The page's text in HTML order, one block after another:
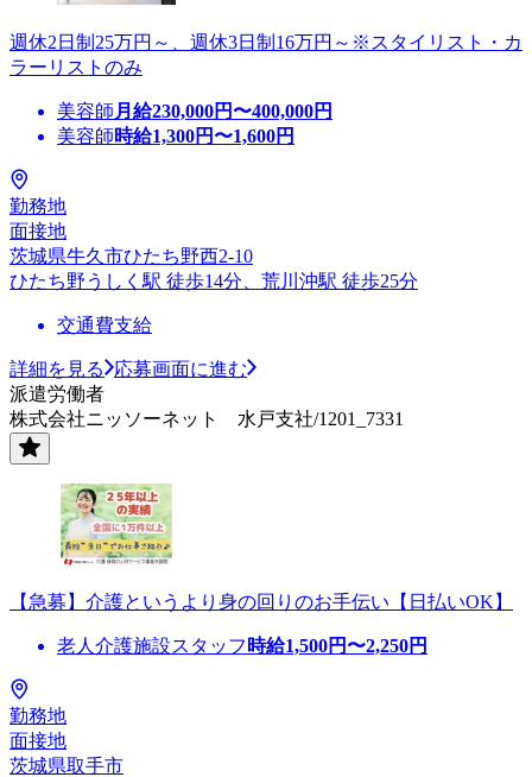
週休2日制25万円～、週休3日制16万円～※スタイリスト・カ
ラーリストのみ
美容師 月給230,000円〜400,000円
美容師時給1,300円〜1,600円
勤務地
面接地
茨城県牛久市ひたち野西2-10
ひたち野うしく駅 徒歩14分、荒川沖駅 徒歩25分
交通費支給
詳細を見る
応募画面に進む
派遣労働者
株式会社ニッソーネット 水戸支社/1201_7331
【急募】介護というより身の回りのお手伝い【日払いOK】
老人介護施設スタッフ 時給1,500円〜2,250円
勤務地
面接地
茨城県取手市